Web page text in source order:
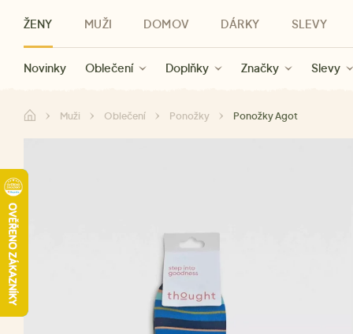
ŽENY
Novinky Oblečení Doplňky Značky Slevy
MUŽI
Novinky Oblečení Značky Slevy
DOMOV
Kategorie Značky Slevy
DÁRKY
Pro ženy Pro muže Pro děti Pro všechny
SLEVY
Slevy ženy Slevy muži
Muži Oblečení Ponožky Ponožky Agot